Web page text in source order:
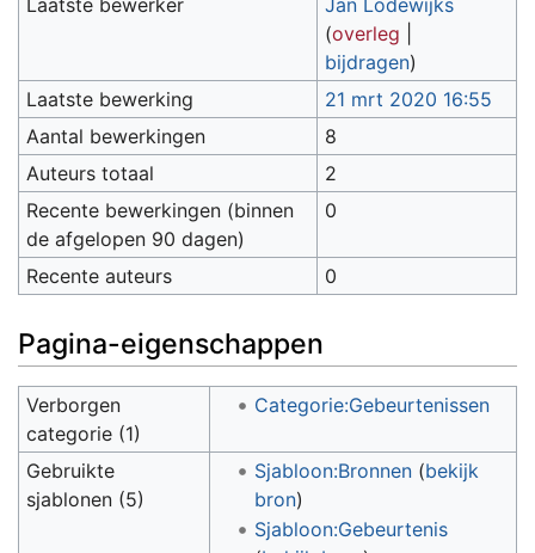
Laatste bewerker
Jan Lodewijks
(overleg
bijdragen)
Laatste bewerking
21 mrt 2020 16:55
Aantal bewerkingen
8
Auteurs totaal
2
Recente bewerkingen (binnen
de afgelopen 90 dagen)
0
Recente auteurs 0
Pagina-eigenschappen
Verborgen
categorie (1)
Categorie:Gebeurtenissen
Gebruikte
sjablonen (5)
Sjabloon:Bronnen(bekijk
bron)
Sjabloon:Gebeurtenis